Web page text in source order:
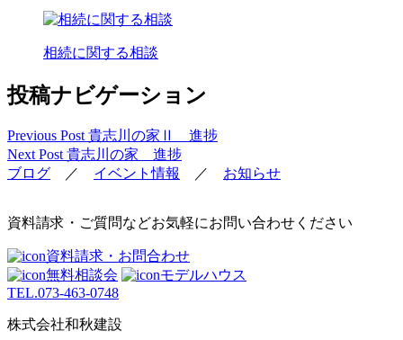
相続に関する相談
投稿ナビゲーション
Previous Post貴志川の家Ⅱ 進捗
Next Post貴志川の家 進捗
ブログ ／ イベント情報 ／ お知らせ
資料請求・ご質問などお気軽にお問い合わせください
資料請求・お問合わせ
無料相談会
モデルハウス
TEL.073-463-0748
株式会社和秋建設